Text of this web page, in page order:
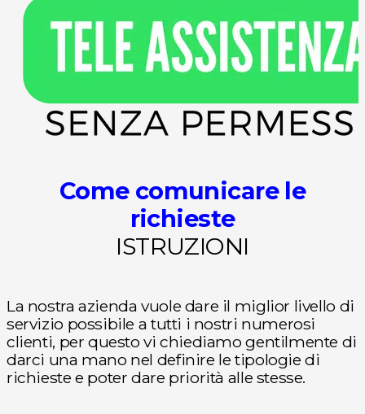
Come comunicare le
richieste
ISTRUZIONI
La nostra azienda vuole dare il miglior livello di
servizio possibile a tutti i nostri numerosi
clienti, per questo vi chiediamo gentilmente di
darci una mano nel definire le tipologie di
richieste e poter dare priorità alle stesse.